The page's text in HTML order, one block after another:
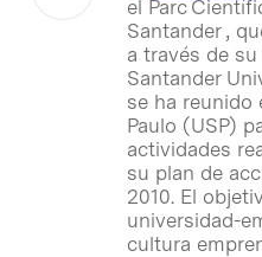
el Parc
Santander ,
a través de
Santander
se ha reunido
Paulo (USP)
actividades
su plan de
2010. El
universidad-
cultura